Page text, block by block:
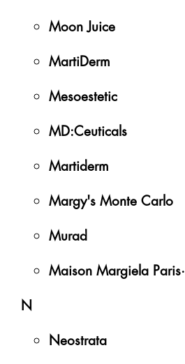
Moon Juice
MartiDerm
Mesoestetic
MD:Ceuticals
Martiderm
Margy's Monte Carlo
Murad
Maison Margiela Paris·
N
Neostrata